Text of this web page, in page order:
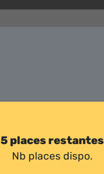
5 places restantes
Nb places dispo.